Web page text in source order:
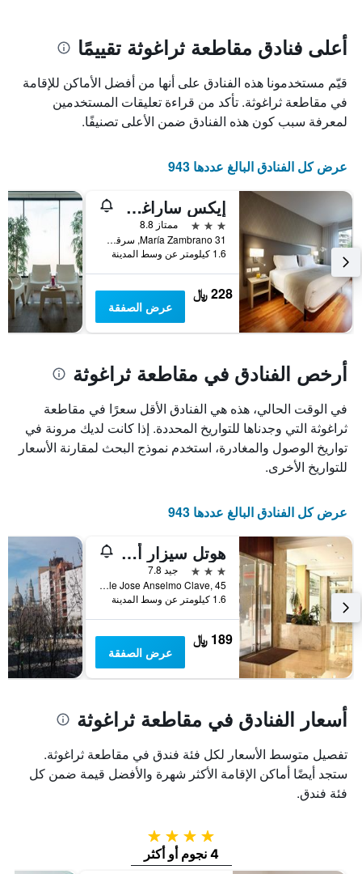
محور
الذي
يعرض
عدد
الأيام
الإقامة
يتضمن
المخطط
1
محور
Y
الذي
يعرض
متوسط
سعر
غرفة
أعلى فنادق مقاطعة ثراغوثة تقييمًا
قيّم مستخدمونا هذه الفنادق على أنها من أفضل الأماكن للإقامة
في مقاطعة ثراغوثة. تأكد من قراءة تعليقات المستخدمين
لمعرفة سبب كون هذه الفنادق ضمن الأعلى تصنيفًا.
عرض كل الفنادق البالغ عددها 943
إيكس ساراغوزا دابليو تي سي
3 نجوم
ممتاز 8.8
María Zambrano 31, سرقسطة, مقاطعة ثراغوثة, أسبانيا
1.6 كيلومتر عن وسط المدينة
228 ﷼
عرض الصفقة
أرخص الفنادق في مقاطعة ثراغوثة
في الوقت الحالي، هذه هي الفنادق الأقل سعرًا في مقاطعة
ثراغوثة التي وجدناها للتواريخ المحددة. إذا كانت لديك مرونة في
تواريخ الوصول والمغادرة، استخدم نموذج البحث لمقارنة الأسعار
للتواريخ الأخرى.
عرض كل الفنادق البالغ عددها 943
هوتل سيزار أوجوستا
3 نجوم
جيد 7.8
Calle Jose Anselmo Clave, 45, سرقسطة, مقاطعة ثراغوثة, أسبانيا
1.6 كيلومتر عن وسط المدينة
189 ﷼
عرض الصفقة
أسعار الفنادق في مقاطعة ثراغوثة
تفصيل متوسط الأسعار لكل فئة فندق في مقاطعة ثراغوثة.
ستجد أيضًا أماكن الإقامة الأكثر شهرة والأفضل قيمة ضمن كل
فئة فندق.
4 نجوم
4 نجوم أو أكثر